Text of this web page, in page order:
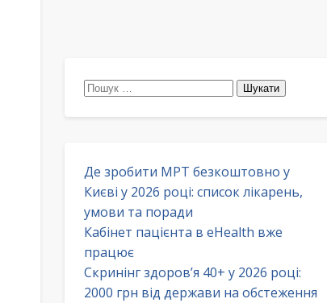
Пошук:
Де зробити МРТ безкоштовно у
Києві у 2026 році: список лікарень,
умови та поради
Кабінет пацієнта в eHealth вже
працює
Скринінг здоров’я 40+ у 2026 році:
2000 грн від держави на обстеження